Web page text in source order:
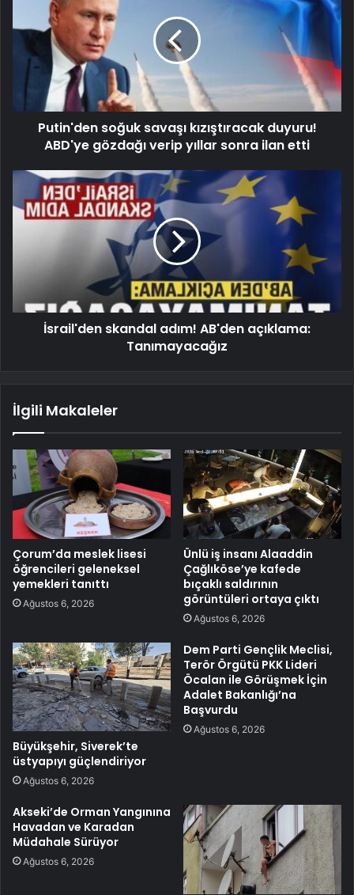
Putin'den soğuk savaşı kızıştıracak duyuru!
ABD'ye gözdağı verip yıllar sonra ilan etti
İsrail'den skandal adım! AB'den açıklama:
Tanımayacağız
İlgili Makaleler
Çorum’da meslek lisesi
öğrencileri geleneksel
yemekleri tanıttı
Ağustos 6, 2026
Ünlü iş insanı Alaaddin
Çağlıköse’ye kafede
bıçaklı saldırının
görüntüleri ortaya çıktı
Ağustos 6, 2026
Büyükşehir, Siverek’te
üstyapıyı güçlendiriyor
Ağustos 6, 2026
Dem Parti Gençlik Meclisi,
Terör Örgütü PKK Lideri
Öcalan ile Görüşmek İçin
Adalet Bakanlığı’na
Başvurdu
Ağustos 6, 2026
Akseki’de Orman Yangınına
Havadan ve Karadan
Müdahale Sürüyor
Ağustos 6, 2026